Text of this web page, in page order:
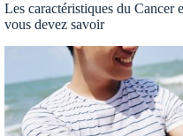
Les caractéristiques du Cancer
vous devez savoir